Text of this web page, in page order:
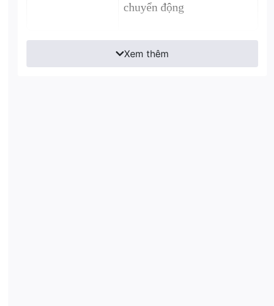
chuyển động
Xem thêm